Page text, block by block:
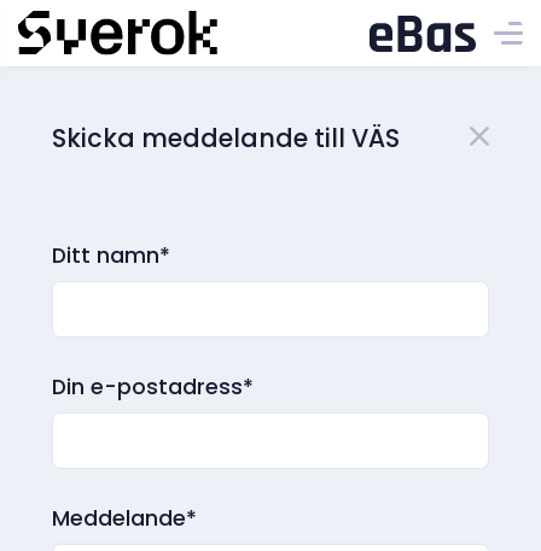
Skicka meddelande till VÄS
Ditt namn*
Din e-postadress*
Meddelande*